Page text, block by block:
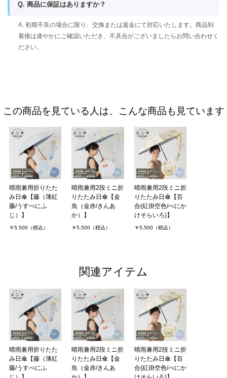
Q. 商品に保証はありますか？
A. 初期不良の場合に限り、交換または返金にて対応いたします。商品到
着後は速やかにご確認いただき、不具合がございましたらお問い合わせく
ださい。
この商品を見ている人は、こんな商品も見ています
晴雨兼用折りたた
み日傘【藤（薄紅
藤/うすべにふ
じ）】
￥5,500（税込）
晴雨兼用2段ミニ折
りたたみ日傘【金
魚（金赤/きんあ
か）】
￥5,500（税込）
晴雨兼用2段ミニ折
りたたみ日傘【百
合(紅掛空色/べにか
けそらいろ)】
￥5,500（税込）
関連アイテム
晴雨兼用折りたた
み日傘【藤（薄紅
藤/うすべにふ
晴雨兼用2段ミニ折
りたたみ日傘【金
魚（金赤/きんあ
晴雨兼用2段ミニ折
りたたみ日傘【百
合(紅掛空色/べにか